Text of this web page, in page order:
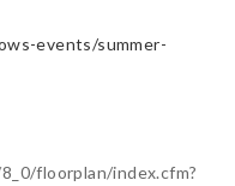
events/summer-
floorplan/index.cfm?